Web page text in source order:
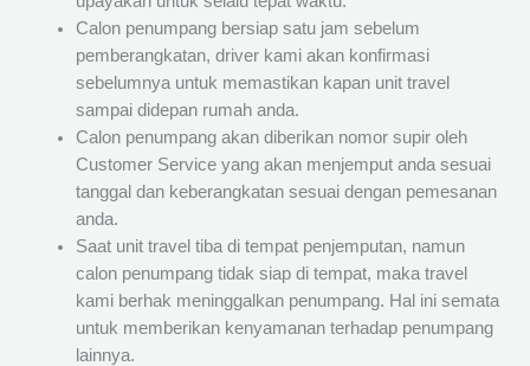
Calon penumpang bersiap satu jam sebelum
pemberangkatan, driver kami akan konfirmasi
sebelumnya untuk memastikan kapan unit travel
sampai didepan rumah anda.
Calon penumpang akan diberikan nomor supir oleh
Customer Service yang akan menjemput anda sesuai
tanggal dan keberangkatan sesuai dengan pemesanan
anda.
Saat unit travel tiba di tempat penjemputan, namun
calon penumpang tidak siap di tempat, maka travel
kami berhak meninggalkan penumpang. Hal ini semata
untuk memberikan kenyamanan terhadap penumpang
lainnya.